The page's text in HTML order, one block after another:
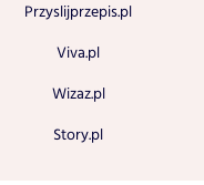
Przyslijprzepis.pl
Viva.pl
Wizaz.pl
Story.pl